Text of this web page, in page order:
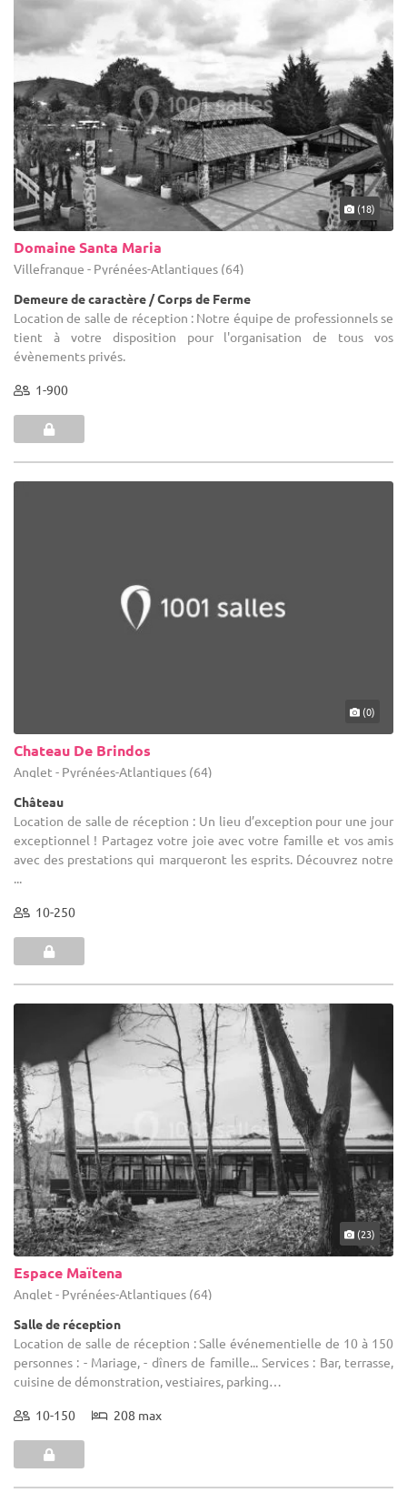
(18)
Domaine Santa Maria
Villefranque - Pyrénées-Atlantiques (64)
Demeure de caractère / Corps de Ferme
Location de salle de réception : Notre équipe de professionnels se
tient à votre disposition pour l'organisation de tous vos
évènements privés.
1-900
(0)
Chateau De Brindos
Anglet - Pyrénées-Atlantiques (64)
Château
Location de salle de réception : Un lieu d’exception pour une jour
exceptionnel ! Partagez votre joie avec votre famille et vos amis
avec des prestations qui marqueront les esprits. Découvrez notre
...
10-250
(23)
Espace Maïtena
Anglet - Pyrénées-Atlantiques (64)
Salle de réception
Location de salle de réception : Salle événementielle de 10 à 150
personnes : - Mariage, - dîners de famille... Services : Bar, terrasse,
cuisine de démonstration, vestiaires, parking…
10-150 208 max